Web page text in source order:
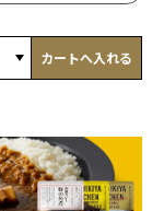
カートへ入れる